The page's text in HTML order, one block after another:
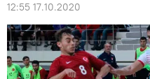
12:55 17.10.2020